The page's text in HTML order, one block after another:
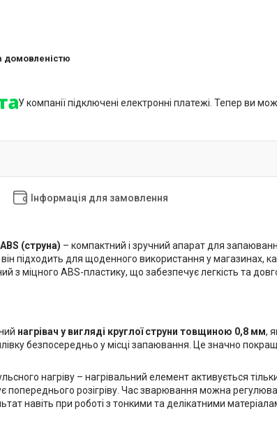
домовленістю
У компанії підключені електронні платежі. Тепер ви
Інформація для замовлення
(струна) – компактний і зручний апарат для
він підходить для щоденного використання у магазинах,
з міцного ABS-пластику, що забезпечує легкість та
нагрівач у вигляді круглої струни товщиною 0,8 мм,
безпосередньо у місці запаювання. Це значно
нагріву – нагрівальний елемент активується
попереднього розігріву. Час зварювання можна
навіть при роботі з тонкими та делікатними